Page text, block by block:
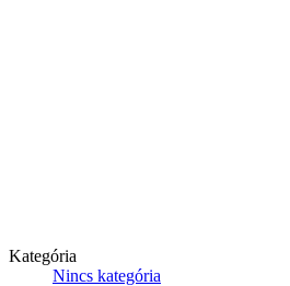
Kategória
Nincs kategória